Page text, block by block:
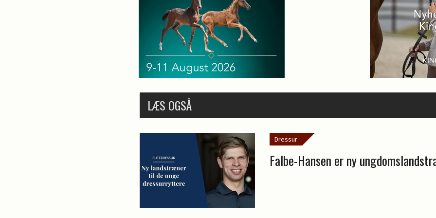
LÆS OGSÅ
Dressur
Falbe-Hansen er ny